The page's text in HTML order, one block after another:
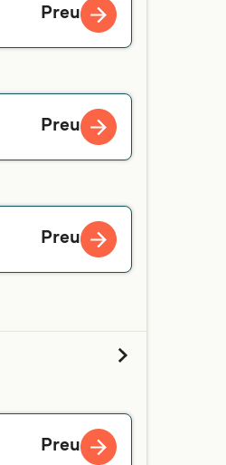
Preu
Preu
Preu
Preu